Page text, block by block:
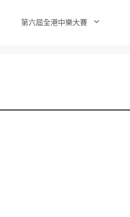
第六屆全港中樂大賽